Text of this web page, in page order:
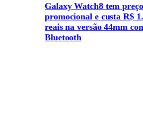
Galaxy Watch8 tem preço
promocional e custa R$
reais na versão 44mm
Bluetooth